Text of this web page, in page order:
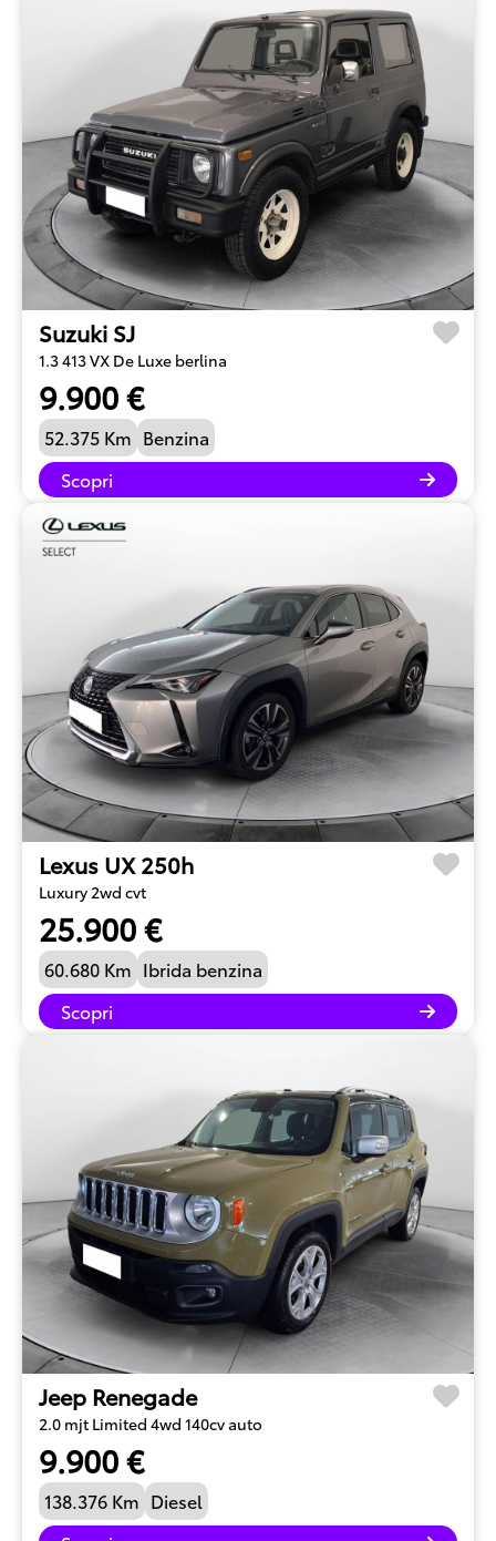
Suzuki SJ
1.3 413 VX De Luxe berlina
9.900 €
52.375 Km Benzina
Scopri
Lexus UX 250h
Luxury 2wd cvt
25.900 €
60.680 Km Ibrida benzina
Scopri
Jeep Renegade
2.0 mjt Limited 4wd 140cv auto
9.900 €
138.376 Km Diesel